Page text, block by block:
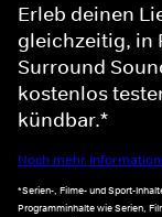
Erleb deinen
gleichzeitig, in
Surround
kostenlos
kündbar.*
Noch mehr
*Serien-, Filme- und Sport-
Programminhalte wie Serien,